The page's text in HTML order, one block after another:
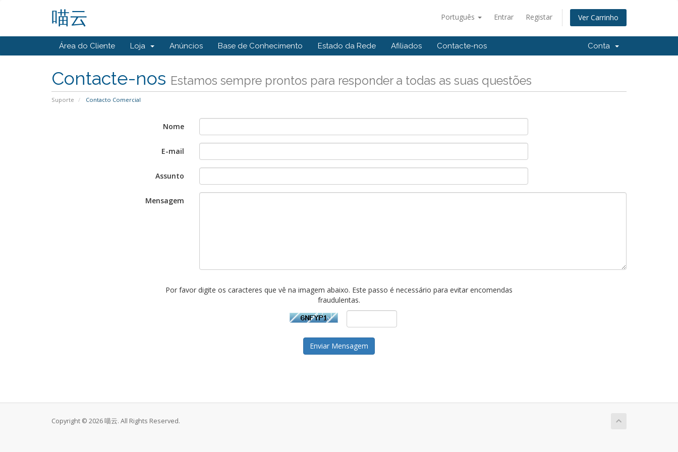
Português Entrar Registar Ver Carrinho
喵云
Área do Cliente Loja Anúncios Base de Conhecimento Estado da Rede Afiliados Contacte-nos Conta
Contacte-nos Estamos sempre prontos para responder a todas as suas questões
Suporte Contacto Comercial
Nome
E-mail
Assunto
Mensagem
Por favor digite os caracteres que vê na imagem abaixo. Este passo é necessário para evitar encomendas
fraudulentas.
Enviar Mensagem
Copyright © 2026 喵云. All Rights Reserved.